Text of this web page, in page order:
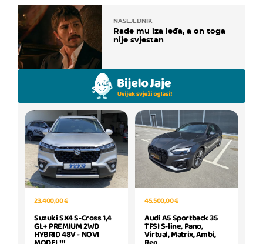
NASLJEDNIK
Rade mu iza leđa, a on toga
nije svjestan
23.400,00 €
Suzuki SX4 S-Cross 1,4
GL+ PREMIUM 2WD
HYBRID 48V - NOVI
45.500,00 €
Audi A5 Sportback 35
TFSI S-line, Pano,
Virtual, Matrix, Ambi,